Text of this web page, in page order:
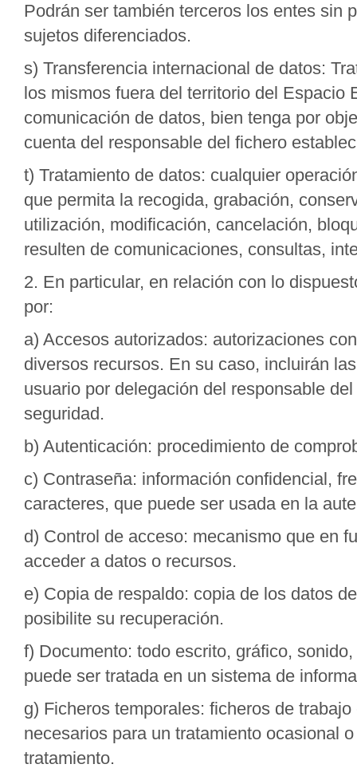
Podrán ser también terceros los entes sin
sujetos diferenciados.
s) Transferencia internacional de datos:
los mismos fuera del territorio del Espacio
comunicación de datos, bien tenga por
cuenta del responsable del fichero
t) Tratamiento de datos: cualquier
que permita la recogida, grabación,
utilización, modificación, cancelación,
resulten de comunicaciones, consultas,
2. En particular, en relación con lo
por:
a) Accesos autorizados: autorizaciones
diversos recursos. En su caso, incluirán
usuario por delegación del responsable
seguridad.
b) Autenticación: procedimiento de
c) Contraseña: información confidencial,
caracteres, que puede ser usada en la
d) Control de acceso: mecanismo que en
acceder a datos o recursos.
e) Copia de respaldo: copia de los datos
posibilite su recuperación.
f) Documento: todo escrito, gráfico,
puede ser tratada en un sistema de
g) Ficheros temporales: ficheros de
necesarios para un tratamiento ocasional
tratamiento.